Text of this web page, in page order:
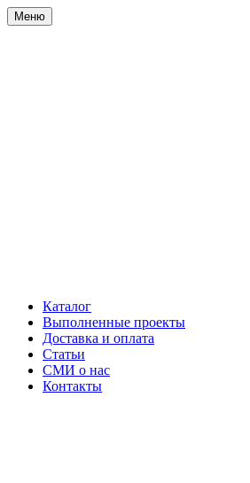
Меню
Каталог
Выполненные проекты
Доставка и оплата
Статьи
СМИ о нас
Контакты